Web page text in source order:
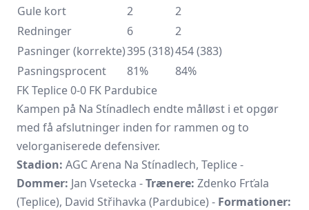
Gule kort
2
2
Redninger
6
2
Pasninger (korrekte)395 (318)454 (383)
Pasningsprocent
81%
84%
FK Teplice 0-0 FK Pardubice
Kampen på Na Stínadlech endte målløst i et opgør
med få afslutninger inden for rammen og to
velorganiserede defensiver.
Stadion: AGC Arena Na Stínadlech, Teplice -
Dommer: Jan Vsetecka -Trænere: Zdenko Frťala
(Teplice), David Střihavka (Pardubice) - Formationer: